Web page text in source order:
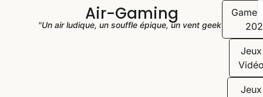
Air-Gaming
"Un air ludique, un souffle épique, un vent geek"
Jeux
Jeux